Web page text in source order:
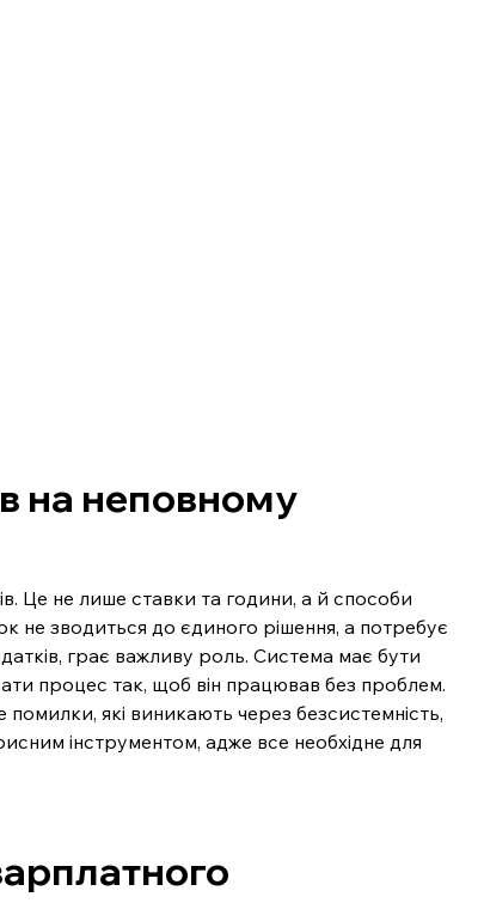
на неповному
Це не лише ставки та години, а й способи
не зводиться до єдиного рішення, а потребує
грає важливу роль. Система має бути
процес так, щоб він працював без проблем.
помилки, які виникають через безсистемність,
інструментом, адже все необхідне для